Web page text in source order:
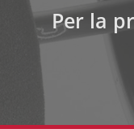
Per la